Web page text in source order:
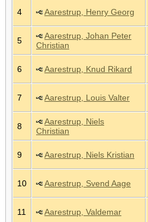
4 Aarestrup, Henry Georg
5
Aarestrup, Johan Peter
Christian
6 Aarestrup, Knud Rikard
7 Aarestrup, Louis Valter
8
Aarestrup, Niels
Christian
9 Aarestrup, Niels Kristian
10 Aarestrup, Svend Aage
11 Aarestrup, Valdemar